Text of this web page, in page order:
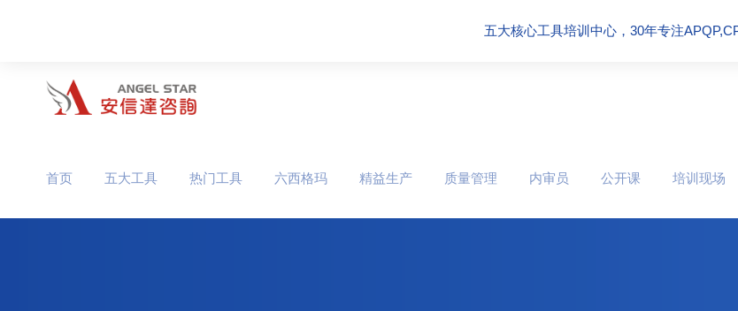
五大核心工具培训中心，30年专注
首页 五大工具 热门工具 六西格玛 精益生产 质量管理 内审员 公开课 培训现场